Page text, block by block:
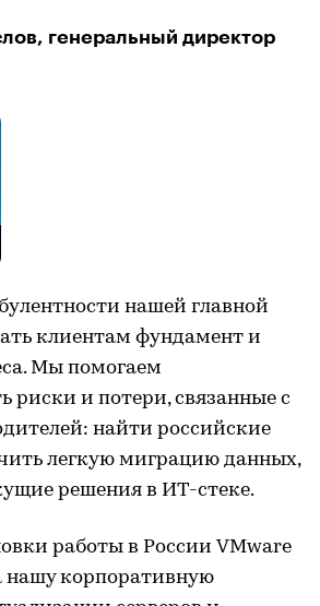
генеральный директор
нашей главной
клиентам фундамент и
Мы помогаем
риски и потери, связанные с
найти российские
легкую миграцию данных,
решения в ИТ-стеке.
работы в России VMware
нашу корпоративную